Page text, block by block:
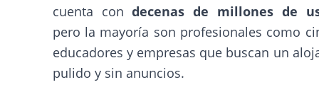
cuenta condecenas de millones de
pero la mayoría son profesionales como
educadores y empresas que buscan un
pulido y sin anuncios.